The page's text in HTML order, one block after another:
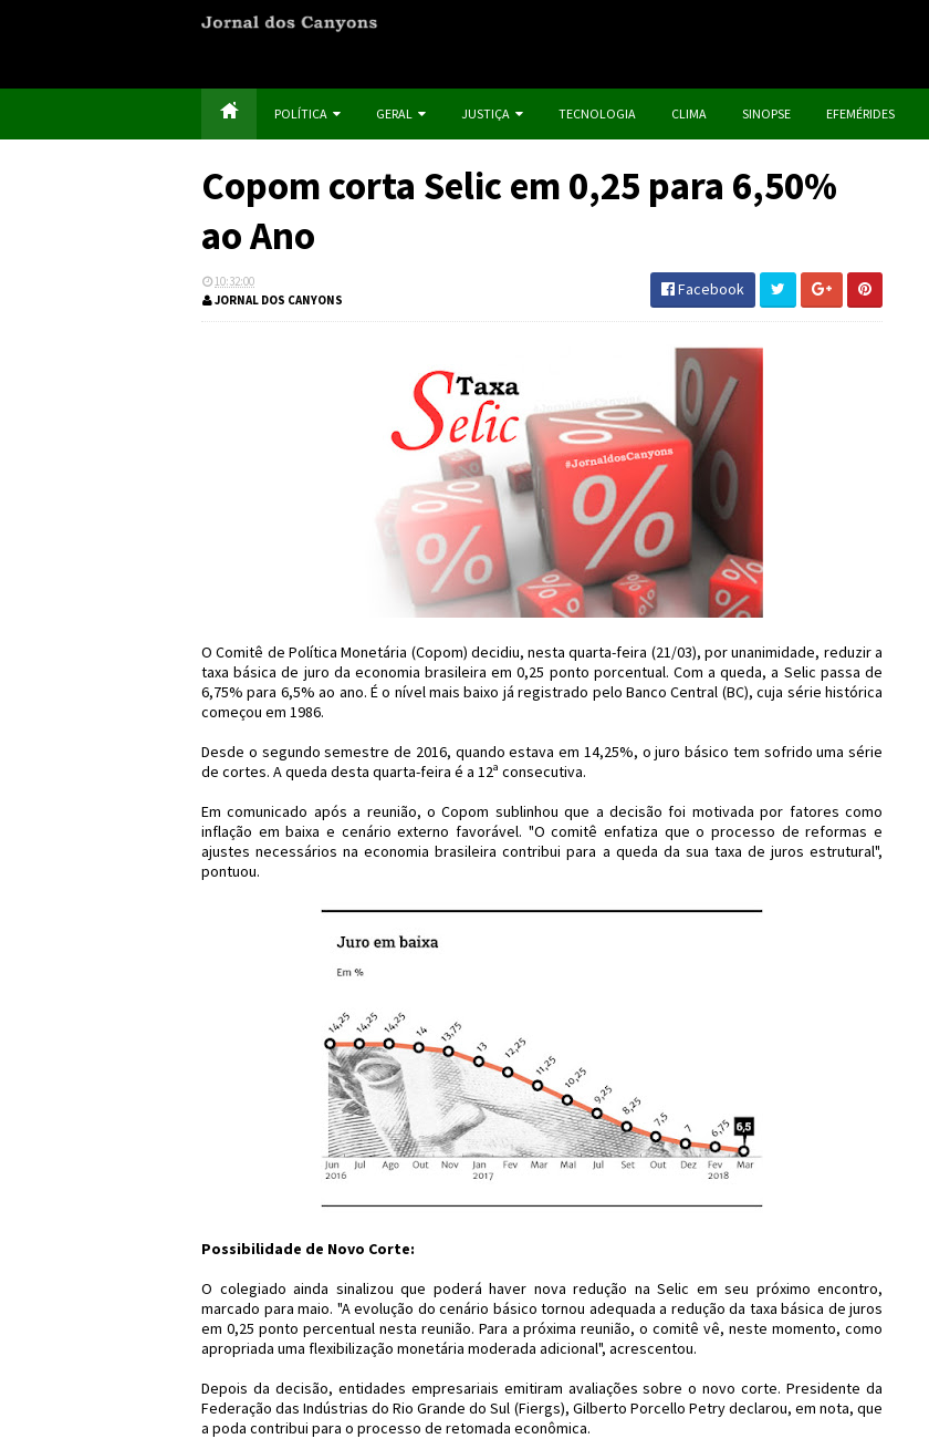
POLÍTICA GERAL JUSTIÇA TECNOLOGIA CLIMA SINOPSE EFEMÉRIDES
Copom corta Selic em 0,25 para 6,50%
ao Ano
10:32:00
JORNAL DOS CANYONS
Facebook
O Comitê de Política Monetária (Copom) decidiu, nesta quarta-feira (21/03), por unanimidade, reduzir a
taxa básica de juro da economia brasileira em 0,25 ponto porcentual. Com a queda, a Selic passa de
6,75% para 6,5% ao ano. É o nível mais baixo já registrado pelo Banco Central (BC), cuja série histórica
começou em 1986.
Desde o segundo semestre de 2016, quando estava em 14,25%, o juro básico tem sofrido uma série
de cortes. A queda desta quarta-feira é a 12ª consecutiva.
Em comunicado após a reunião, o Copom sublinhou que a decisão foi motivada por fatores como
inflação em baixa e cenário externo favorável. "O comitê enfatiza que o processo de reformas e
ajustes necessários na economia brasileira contribui para a queda da sua taxa de juros estrutural",
pontuou.
Possibilidade de Novo Corte:
O colegiado ainda sinalizou que poderá haver nova redução na Selic em seu próximo encontro,
marcado para maio. "A evolução do cenário básico tornou adequada a redução da taxa básica de juros
em 0,25 ponto percentual nesta reunião. Para a próxima reunião, o comitê vê, neste momento, como
apropriada uma flexibilização monetária moderada adicional", acrescentou.
Depois da decisão, entidades empresariais emitiram avaliações sobre o novo corte. Presidente da
Federação das Indústrias do Rio Grande do Sul (Fiergs), Gilberto Porcello Petry declarou, em nota, que
a poda contribui para o processo de retomada econômica.